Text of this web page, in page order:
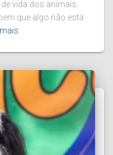
vida dos animais.
que algo não está